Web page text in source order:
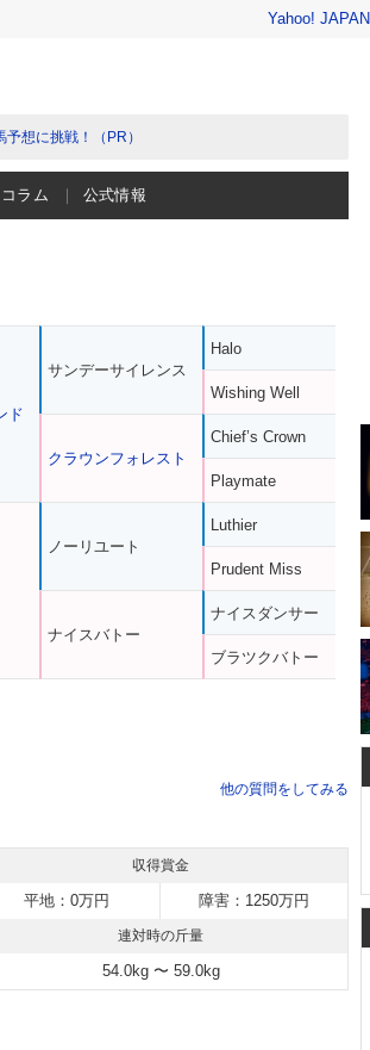
Yahoo! JAPAN
想に挑戦！（PR）
コラム 公式情報
ド
サンデーサイレンス
クラウンフォレスト
ノーリユート
ナイスバトー
Halo
Wishing Well
Chief’s Crown
Playmate
Luthier
Prudent Miss
ナイスダンサー
ブラツクバトー
他の質問をしてみる
収得賞金
平地：0万円 障害：1250万円
連対時の斤量
54.0kg 〜 59.0kg